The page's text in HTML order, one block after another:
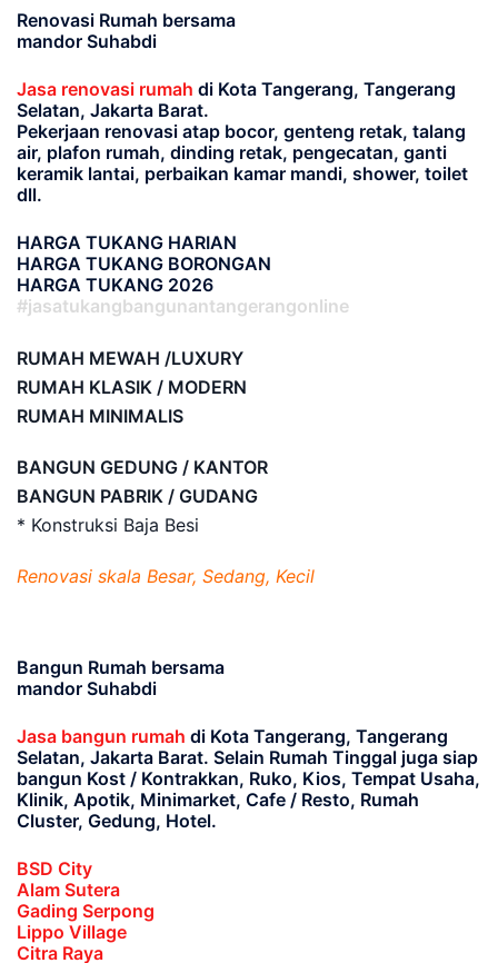
Renovasi Rumah bersama
mandor Suhabdi
Jasa renovasi rumah di Kota Tangerang, Tangerang
Selatan, Jakarta Barat.
Pekerjaan renovasi atap bocor, genteng retak, talang
air, plafon rumah, dinding retak, pengecatan, ganti
keramik lantai, perbaikan kamar mandi, shower, toilet
dll.
HARGA TUKANG HARIAN
HARGA TUKANG BORONGAN
HARGA TUKANG 2026
#jasatukangbangunantangerangonline
RUMAH MEWAH /LUXURY
RUMAH KLASIK / MODERN
RUMAH MINIMALIS
BANGUN GEDUNG / KANTOR
BANGUN PABRIK / GUDANG
* Konstruksi Baja Besi
Renovasi skala Besar, Sedang, Kecil
Bangun Rumah bersama
mandor Suhabdi
Jasa bangun rumah di Kota Tangerang, Tangerang
Selatan, Jakarta Barat. Selain Rumah Tinggal juga siap
bangun Kost / Kontrakkan, Ruko, Kios, Tempat Usaha,
Klinik, Apotik, Minimarket, Cafe / Resto, Rumah
Cluster, Gedung, Hotel.
BSD City
Alam Sutera
Gading Serpong
Lippo Village
Citra Raya